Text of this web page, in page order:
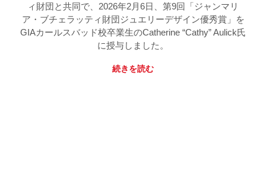
ィ財団と共同で、2026年2月6日、第9回「ジャンマリ
ア・ブチェラッティ財団ジュエリーデザイン優秀賞」を
GIAカールスバッド校卒業生のCatherine “Cathy” Aulick氏
に授与しました。
続きを読む